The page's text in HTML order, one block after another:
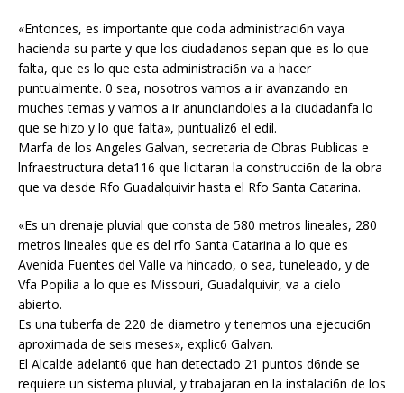
«Entonces, es importante que coda administraci6n vaya
hacienda su parte y que los ciudadanos sepan que es lo que
falta, que es lo que esta administraci6n va a hacer
puntualmente. 0 sea, nosotros vamos a ir avanzando en
muches temas y vamos a ir anunciandoles a la ciudadanfa lo
que se hizo y lo que falta», puntualiz6 el edil.
Marfa de los Angeles Galvan, secretaria de Obras Publicas e
lnfraestructura deta116 que licitaran la construcci6n de la obra
que va desde Rfo Guadalquivir hasta el Rfo Santa Catarina.
«Es un drenaje pluvial que consta de 580 metros lineales, 280
metros lineales que es del rfo Santa Catarina a lo que es
Avenida Fuentes del Valle va hincado, o sea, tuneleado, y de
Vfa Popilia a lo que es Missouri, Guadalquivir, va a cielo
abierto.
Es una tuberfa de 220 de diametro y tenemos una ejecuci6n
aproximada de seis meses», explic6 Galvan.
El Alcalde adelant6 que han detectado 21 puntos d6nde se
requiere un sistema pluvial, y trabajaran en la instalaci6n de los